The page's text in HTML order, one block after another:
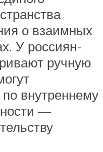
о взаимных
У россиян-
ручную
по внутреннему
—